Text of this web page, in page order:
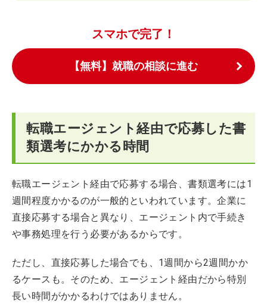
スマホで完了！
【無料】就職の相談に進む
転職エージェント経由で応募した書
類選考にかかる時間
転職エージェント経由で応募する場合、書類選考には1
週間程度かかるのが一般的といわれています。企業に
直接応募する場合と異なり、エージェント内で手続き
や事務処理を行う必要があるからです。
ただし、直接応募した場合でも、1週間から2週間かか
るケースも。そのため、エージェント経由だから特別
長い時間がかかるわけではありません。